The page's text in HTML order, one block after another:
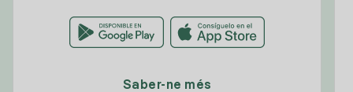
Saber-ne més